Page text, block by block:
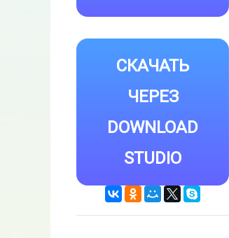
СКАЧАТЬ
ЧЕРЕЗ
DOWNLOAD
STUDIO